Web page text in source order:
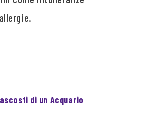
di un Acquario